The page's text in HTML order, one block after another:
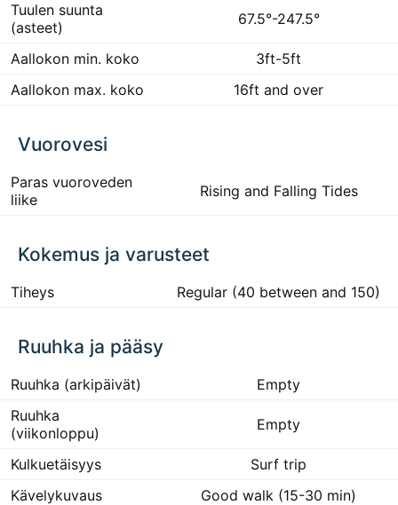
Tuulen suunta
(asteet)
67.5°-247.5°
Aallokon min. koko
3ft-5ft
Aallokon max. koko
16ft and over
Vuorovesi
Paras vuoroveden
liike
Rising and Falling Tides
Kokemus ja varusteet
Tiheys Regular (40 between and 150)
Ruuhka ja pääsy
Ruuhka (arkipäivät)
Empty
Ruuhka
(viikonloppu)
Empty
Kulkuetäisyys
Surf trip
Kävelykuvaus
Good walk (15-30 min)